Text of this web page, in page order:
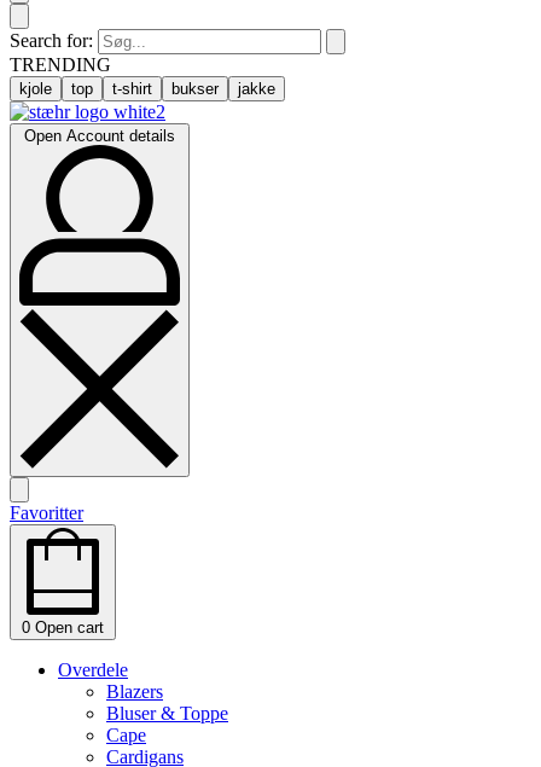
Search for:
TRENDING
kjole top t-shirt bukser jakke
Open Account details
Favoritter
0 Open cart
Overdele
Blazers
Bluser & Toppe
Cape
Cardigans